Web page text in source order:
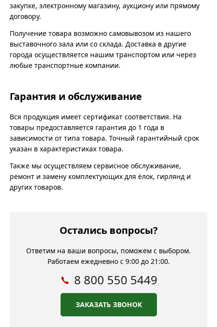
закупке, электронному магазину, аукциону или прямому
договору.
Получение товара возможно самовывозом из нашего
выставочного зала или со склада. Доставка в другие
города осуществляется нашим транспортом или через
любые транспортные компании.
Гарантия и обслуживание
Вся продукция имеет сертификат соответствия. На
товары предоставляется гарантия до 1 года в
зависимости от типа товара. Точный гарантийный срок
указан в характеристиках товара.
Также мы осуществляем сервисное обслуживание,
ремонт и замену комплектующих для ёлок, гирлянд и
других товаров.
Остались вопросы?
Ответим на ваши вопросы, поможем с выбором.
Работаем ежедневно с 9:00 до 21:00.
8 800 550 5449
ЗАКАЗАТЬ ЗВОНОК